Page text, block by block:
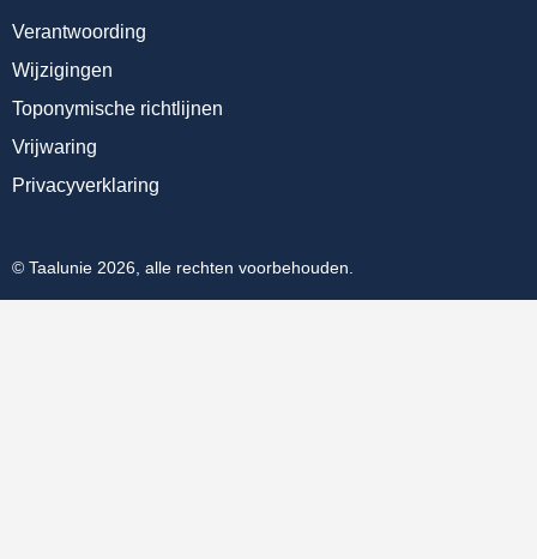
Verantwoording
Wijzigingen
Toponymische richtlijnen
Vrijwaring
Privacyverklaring
© Taalunie 2026, alle rechten voorbehouden.